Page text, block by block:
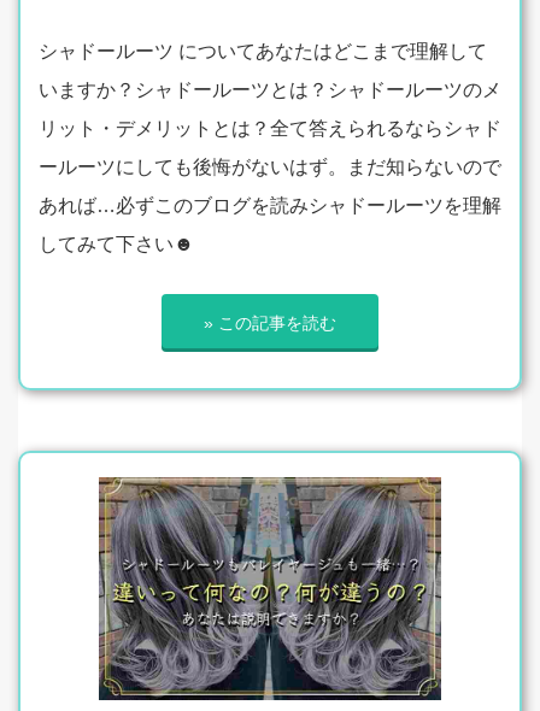
シャドールーツ についてあなたはどこまで理解して
いますか？シャドールーツとは？シャドールーツのメ
リット・デメリットとは？全て答えられるならシャド
ールーツにしても後悔がないはず。まだ知らないので
あれば…必ずこのブログを読みシャドールーツを理解
してみて下さい☻
» この記事を読む